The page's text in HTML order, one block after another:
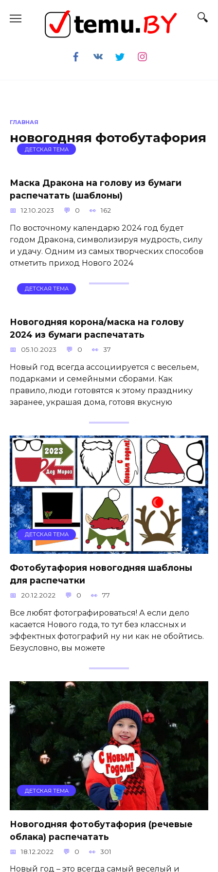
содержанию
ГЛАВНАЯ
новогодняя фотобутафория
ДЕТСКАЯ ТЕМА
Маска Дракона на голову из бумаги
распечатать (шаблоны)
12.10.2023 0 162
По восточному календарю 2024 год будет
годом Дракона, символизируя мудрость, силу
и удачу. Одним из самых творческих способов
отметить приход Нового 2024
ДЕТСКАЯ ТЕМА
Новогодняя корона/маска на голову
2024 из бумаги распечатать
05.10.2023 0 37
Новый год всегда ассоциируется с весельем,
подарками и семейными сборами. Как
правило, люди готовятся к этому празднику
заранее, украшая дома, готовя вкусную
ДЕТСКАЯ ТЕМА
Фотобутафория новогодняя шаблоны
для распечатки
20.12.2022 0 77
Все любят фотографироваться! А если дело
касается Нового года, то тут без классных и
эффектных фотографий ну ни как не обойтись.
Безусловно, вы можете
ДЕТСКАЯ ТЕМА
Новогодняя фотобутафория (речевые
облака) распечатать
18.12.2022 0 301
Новый год – это всегда самый веселый и